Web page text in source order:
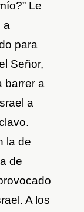
Le
a
para
Señor,
barrer a
a
la de
de
A los